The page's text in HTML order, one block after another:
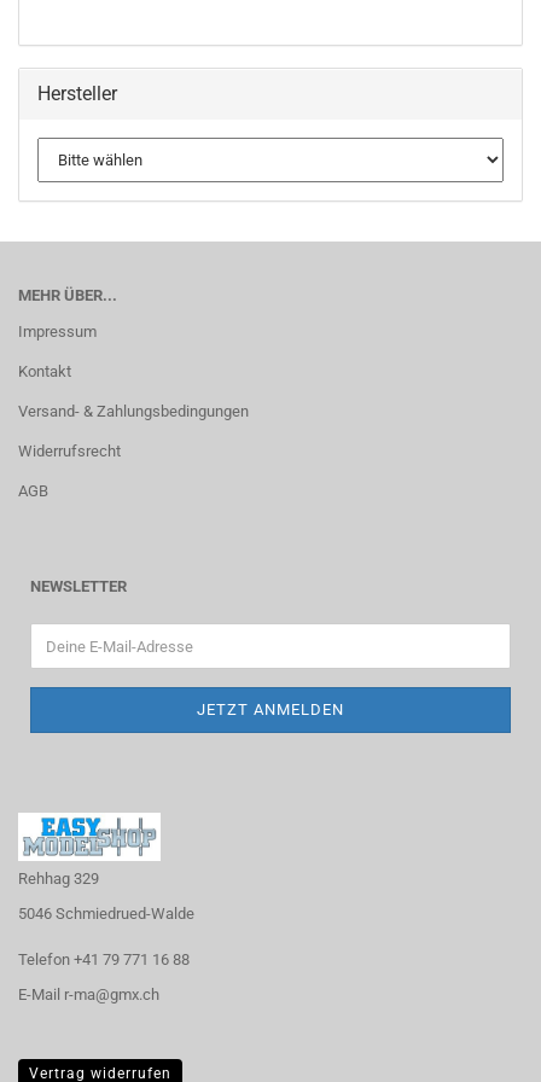
Hersteller
MEHR ÜBER...
Impressum
Kontakt
Versand- & Zahlungsbedingungen
Widerrufsrecht
AGB
NEWSLETTER
Rehhag 329
5046 Schmiedrued-Walde
Telefon +41 79 771 16 88
E-Mail r-ma@gmx.ch
Vertrag widerrufen